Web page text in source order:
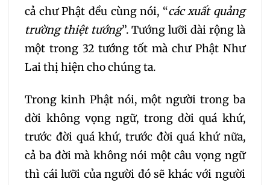
272 273 274
275
279 280
281 282 283
284 286
cả chư Phật đều cùng nói, “các xuất quảng
trường thiệt tướng”. Tướng lưỡi dài rộng là
một trong 32 tướng tốt mà chư Phật Như
Lai thị hiện cho chúng ta.
Trong kinh Phật nói, một người trong ba
đời không vọng ngữ, trong đời quá khứ,
trước đời quá khứ, trước đời quá khứ nữa,
cả ba đời mà không nói một câu vọng ngữ
thì cái lưỡi của người đó sẽ khác với người